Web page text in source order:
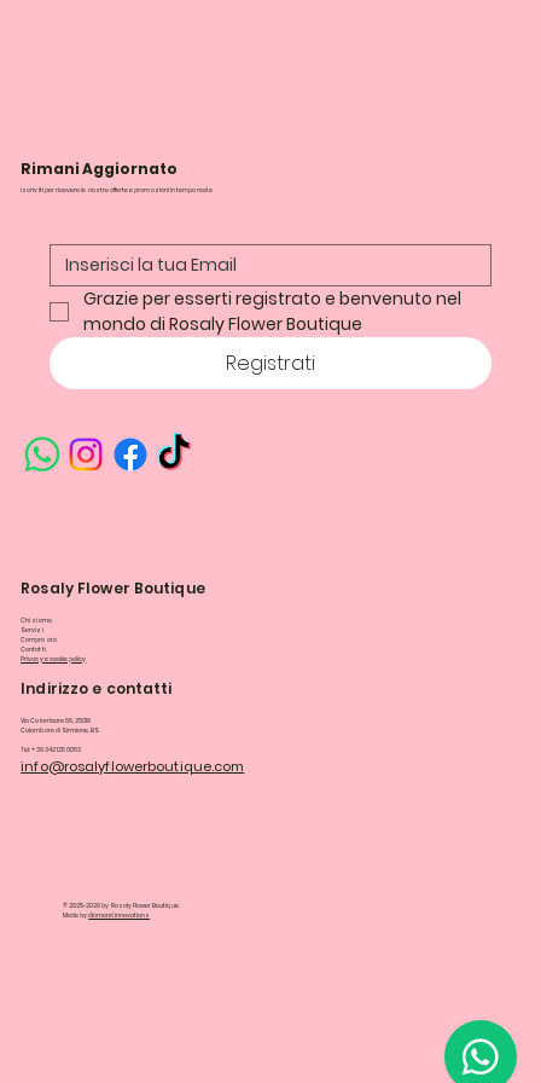
Rimani Aggiornato
Iscriviti per ricevere le nostre offerte e promozioni in tempo reale
Grazie per esserti registrato e benvenuto nel
mondo di Rosaly Flower Boutique
Registrati
Rosaly Flower Boutique
Chi siamo
Servizi
Compra ora
Contatti
Privacy e cookie policy
Indirizzo e contatti
Via Colombare 66, 25019
Colombare di Sirmione, BS
Tel: +39 342 125 0053
info@rosalyflowerboutique.com
© 2025-2026 by Rosaly Flower Boutique.
Made bydiamondinnovations